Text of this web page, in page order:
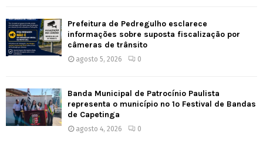
Prefeitura de Pedregulho esclarece
informações sobre suposta fiscalização por
câmeras de trânsito
agosto 5, 2026 0
Banda Municipal de Patrocínio Paulista
representa o município no 1º Festival de Bandas
de Capetinga
agosto 4, 2026 0